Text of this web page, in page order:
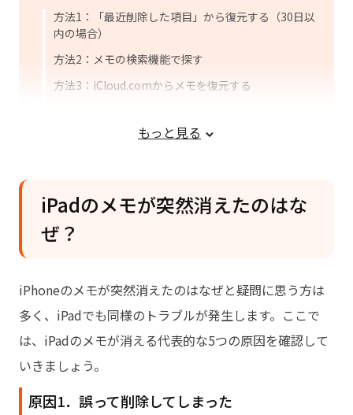
方法1：「最近削除した項目」から復元する（30日以
内の場合）
方法2：メモの検索機能で探す
方法3：iCloud.comからメモを復元する
方法5：iCloudバックアップから復元する
iPad版クリスタに関するよくある質問
もっと見る
iPadのメモが突然消えたのはな
ぜ？
iPhoneのメモが突然消えたのはなぜと疑問に思う方は
多く、iPadでも同様のトラブルが発生します。ここで
は、iPadのメモが消える代表的な5つの原因を確認して
いきましょう。
原因1．誤って削除してしまった